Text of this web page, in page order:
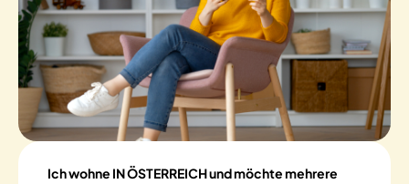
Ich wohne IN ÖSTERREICH und möchte mehrere